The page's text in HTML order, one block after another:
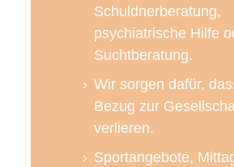
Schuldnerberatung,
psychiatrische Hilfe
Suchtberatung.
Wir sorgen dafür,
Bezug zur
verlieren.
Sportangebote,